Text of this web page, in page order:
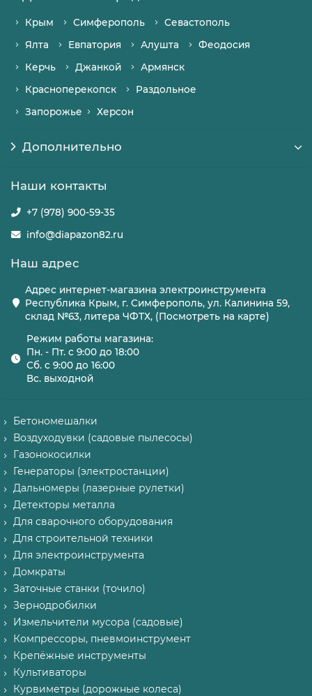
Крым Симферополь
Севастополь
Ялта
Евпатория Алушта
Феодосия
Керчь
Джанкой
Армянск
Красноперекопск
Раздольное
Запорожье
Херсон
Дополнительно
Наши контакты
+7 (978) 900-59-35
info@diapazon82.ru
Наш адрес
Адрес интернет-магазина электроинструмента
Республика Крым, г. Симферополь, ул. Калинина 59,
склад №63, литера ЧФТХ, (Посмотреть на карте)
Режим работы магазина:
Пн. - Пт. с 9:00 до 18:00
Сб. с 9:00 до 16:00
Вс. выходной
Бетономешалки
Воздуходувки (садовые пылесосы)
Газонокосилки
Генераторы (электростанции)
Дальномеры (лазерные рулетки)
Детекторы металла
Для сварочного оборудования
Для строительной техники
Для электроинструмента
Домкраты
Заточные станки (точило)
Зернодробилки
Измельчители мусора (садовые)
Компрессоры, пневмоинструмент
Крепёжные инструменты
Культиваторы
Курвиметры (дорожные колеса)